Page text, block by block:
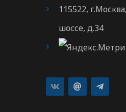
115522,
шоссе, д.34